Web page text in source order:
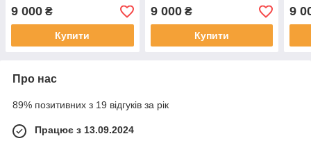
9 000 ₴
Купити
9 000₴
Купити
9
Про нас
89% позитивних з 19 відгуків за рік
Працює з 13.09.2024